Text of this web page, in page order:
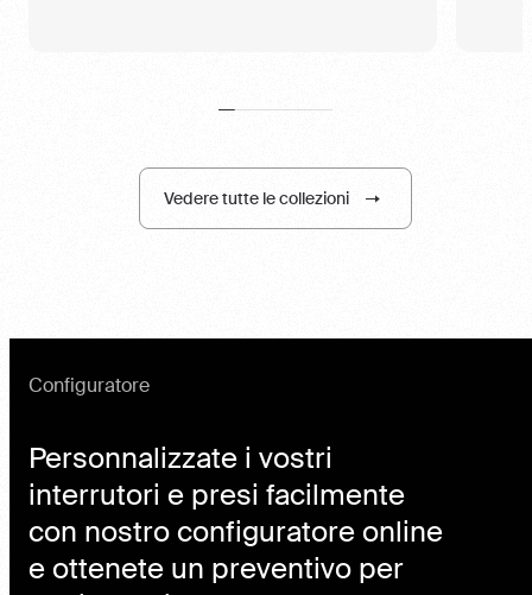
Vedere tutte le collezioni
Configuratore
Personnalizzate i vostri
interrutori e presi facilmente
con nostro configuratore online
e ottenete un preventivo per